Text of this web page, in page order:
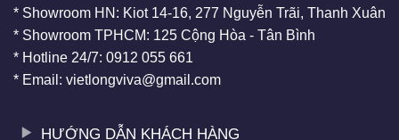
* Showroom HN: Kiot 14-16, 277 Nguyễn Trãi, Thanh Xuân
* Showroom TPHCM: 125 Cộng Hòa - Tân Bình
* Hotline 24/7: 0912 055 661
* Email: vietlongviva@gmail.com
HƯỚNG DẪN KHÁCH HÀNG